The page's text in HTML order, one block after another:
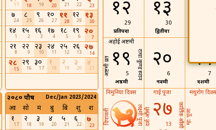
17 18 19 20 21 22 23
७
24
८
25
९
26
१०
27
११
28
१२
29
१३
30
१४
1
१५
2
१६
3
१७
4
१८
5
१९
6
२०
7
२१
8
२२
9
२३
10
२४
11
२५
12
२६
13
२७
14
२८
15
२९
16
३०
17
१
18
२
19
३
20
४
21
२०८० पौष Dec/Jan 2023/2024
आ सो मं बु बि शु श
१
17
२
18
३
19
४
20
५
21
६
22
७
23
१२
29
प्रतिपदा
१३
30
द्वितीया
अहोई अष्टमी
राधा कुण्ड स्नान
अष्टमी व्रत १९
5
अष्ठमी
२०
6
नवमी
२१
7
दशमी
निमुनिया दिवस
लक्ष्मी पूजा
दिपावली
गाई पूजा
कार्तिक औंसी
दर्श औंसी २७
13
मधुरोग दिवस
म्ह: पूजा